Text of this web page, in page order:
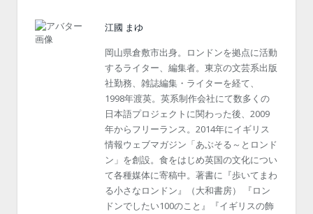
江國 まゆ
岡山県倉敷市出身。ロンドンを拠点に活動
するライター、編集者。東京の文芸系出版
社勤務、雑誌編集・ライターを経て、
1998年渡英。英系制作会社にて数多くの
日本語プロジェクトに関わった後、2009
年からフリーランス。2014年にイギリス
情報ウェブマガジン「あぶそる～とロンド
ン」を創設。食をはじめ英国の文化につい
て各種媒体に寄稿中。著書に『歩いてまわ
る小さなロンドン』（大和書房） 『ロン
ドンでしたい100のこと』『イギリスの飾